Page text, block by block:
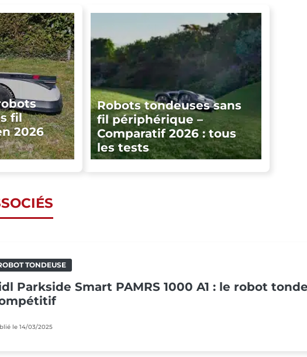
fil
2026
Robots tondeuses sans
fil périphérique –
Comparatif 2026 : tous
les tests
TONDEUSE
Parkside Smart PAMRS 1000 A1 : le robot
le 14/03/2025